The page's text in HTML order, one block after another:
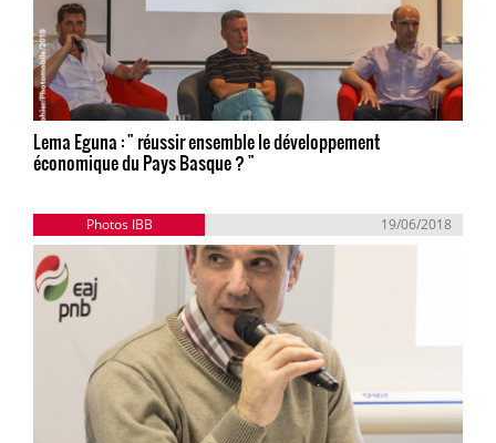
Lema Eguna : " réussir ensemble le développement
économique du Pays Basque ? "
Photos IBB 19/06/2018